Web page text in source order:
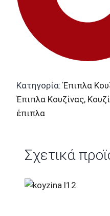
Κατηγορία:Έπιπλα
Έπιπλα Κουζίνας,
έπιπλα
Σχετικά